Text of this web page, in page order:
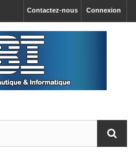
Connexion
Contactez-nous